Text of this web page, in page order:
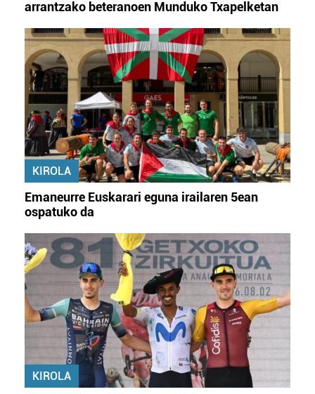
arrantzako beteranoen Munduko Txapelketan
KIROLA
Emaneurre Euskarari eguna irailaren 5ean
ospatuko da
KIROLA